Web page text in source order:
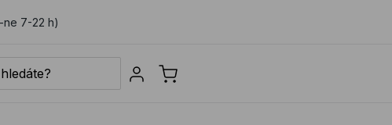
ne 7-22 h)
Sign in